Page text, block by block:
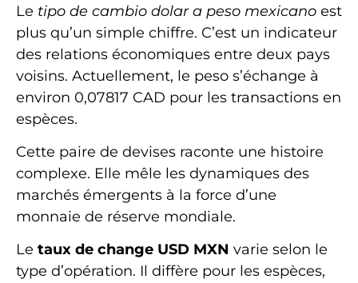
Le tipo de cambio dolar a peso mexicano est
plus qu’un simple chiffre. C’est un indicateur
des relations économiques entre deux pays
voisins. Actuellement, le peso s’échange à
environ 0,07817 CAD pour les transactions en
espèces.
Cette paire de devises raconte une histoire
complexe. Elle mêle les dynamiques des
marchés émergents à la force d’une
monnaie de réserve mondiale.
Le taux de change USD MXN varie selon le
type d’opération. Il diffère pour les espèces,